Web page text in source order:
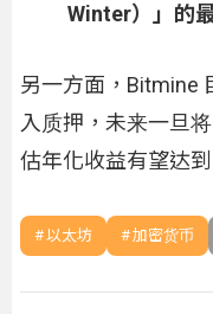
Winter）」的
另一方面，Bitmine
入质押，未来一旦
估年化收益有望达到
以太坊 加密货币